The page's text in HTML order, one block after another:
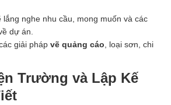
nghe nhu cầu, mong muốn và các
dự án.
giải pháp vẽ quảng cáo , loại sơn, chi
Trường và Lập Kế